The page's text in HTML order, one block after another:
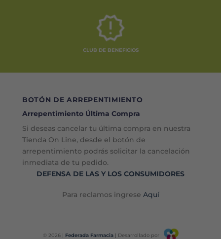
CLUB DE BENEFICIOS
BOTÓN DE ARREPENTIMIENTO
Arrepentimiento Última Compra
Si deseas cancelar tu última compra en nuestra
Tienda On Line, desde el botón de
arrepentimiento podrás solicitar la cancelación
inmediata de tu pedido.
DEFENSA DE LAS Y LOS CONSUMIDORES
Para reclamos ingrese Aquí
© 2026 | Federada Farmacia| Desarrollado por